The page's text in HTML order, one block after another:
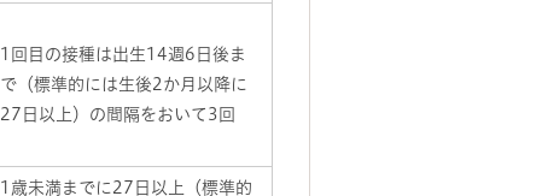
1回目の接種は出生14週6日後ま
で（標準的には生後2か月以降に
27日以上）の間隔をおいて3回
1歳未満までに27日以上（標準的